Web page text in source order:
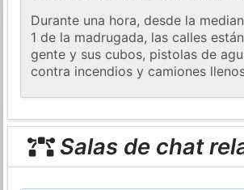
Durante una hora, desde la
1 de la madrugada, las calles
gente y sus cubos, pistolas de
contra incendios y camiones
Salas de chat